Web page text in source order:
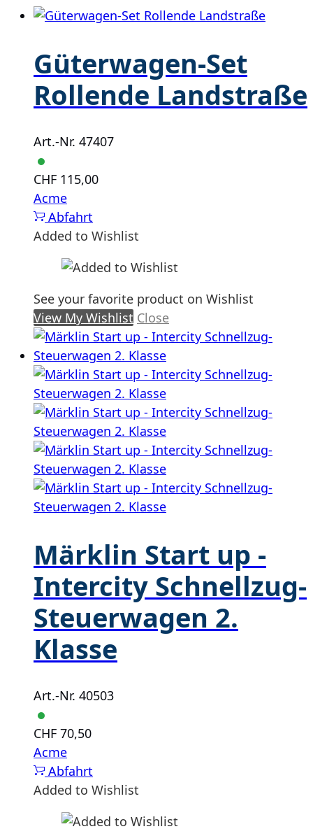
Güterwagen-Set
Rollende Landstraße
Art.-Nr. 47407
CHF 115,00
Acme
Abfahrt
Added to Wishlist
See your favorite product on Wishlist
View My Wishlist Close
Märklin Start up -
Intercity Schnellzug-
Steuerwagen 2.
Klasse
Art.-Nr. 40503
CHF 70,50
Acme
Abfahrt
Added to Wishlist